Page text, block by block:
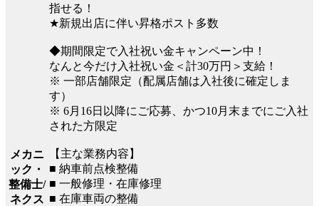
メカニ
ック・
整備士/
ネクス
指せる！
★新規出店に伴い昇格ポスト多数
◆期間限定で入社祝い金キャンペーン中！
なんと今だけ入社祝い金＜計30万円＞支給！
※ 一部店舗限定（配属店舗は入社後に確定しま
す）
※ 6月16日以降にご応募、かつ10月末までにご入社
された方限定
【主な業務内容】
■ 納車前点検整備
■ 一般修理・在庫修理
■ 在庫車両の整備